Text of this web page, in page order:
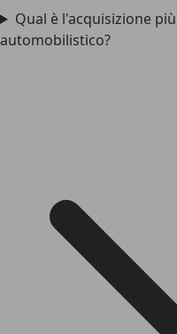
Qual è l'acquisizione
automobilistico?